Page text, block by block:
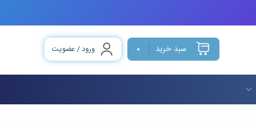
سبد خرید 0 ورود / عضویت